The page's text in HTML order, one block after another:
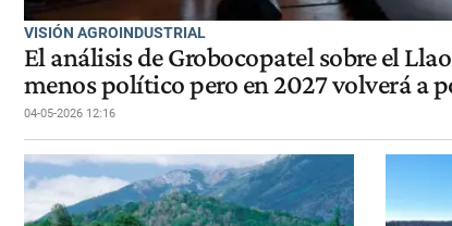
VISIÓN AGROINDUSTRIAL
El análisis de Grobocopatel sobre el
menos político pero en 2027 volverá a
04-05-2026 12:16